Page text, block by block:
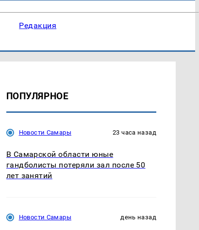
Редакция
ПОПУЛЯРНОЕ
Новости Самары 23 часа назад
В Самарской области юные
гандболисты потеряли зал после 50
лет занятий
Новости Самары день назад